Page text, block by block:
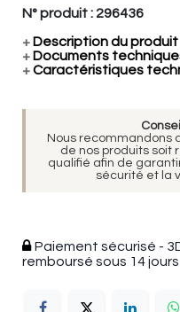
N° produit : 296436
+ Description du produit
+ Documents
+Caractéristiques
Nous recommandons
de nos produits soit
qualifié afin de
sécurité et la
Paiement sécurisé -
remboursé sous 14 jours